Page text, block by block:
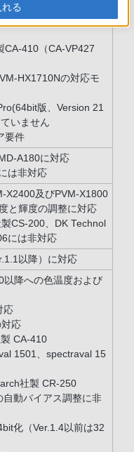
24H2 以降)のサ
CA-410（CA-VP427
HX1710Nの対応モ
版、Version 21
いません
要件
A180に対応
は非対応
X2400及びPVM-X1800
と輝度の調整に対応
CS-200、DK Technol
には非対応
以降）に対応
以降への色温度および
応
対応
CA-410
1501、spectraval 15
社製 CR-250
自動バイアス調整に非
化（Ver.1.4以前は32
る